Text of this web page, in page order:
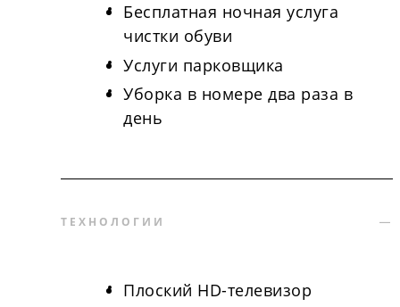
Бесплатная ночная услуга
чистки обуви
Услуги парковщика
Уборка в номере два раза в
день
ТЕХНОЛОГИИ
Плоский HD-телевизор